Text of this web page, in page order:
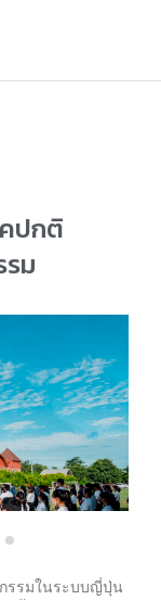
ปกติ
ม
รรมในระบบญี่ปุ่น